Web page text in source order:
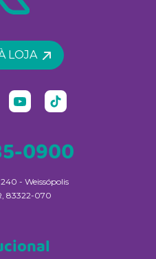
LOJA
0900
- Weissópolis
83322-070